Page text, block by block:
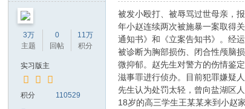
论
坛
3万
主题
0
回帖
11万
积分
实习版主
积分 110529
被发小殴打、被辱骂过世母亲，
年小赵连续两次被施暴一案取得
通知书》和《立案告知书》。经
被诊断为胸部损伤、闭合性颅脑
微抑郁。赵先生对警方的伤情鉴
滋事罪进行侦办。目前犯罪嫌疑
先生认为处罚太轻，曾向盐湖区
18岁的高三学生王某某来到小赵